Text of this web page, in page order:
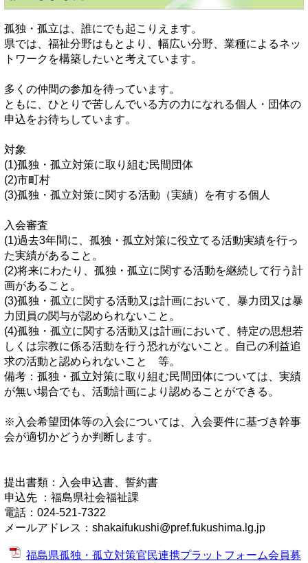
孤独・孤立は、誰にでも起こりえます。
県では、福祉分野はもとより、幅広い分野、業種によるネッ
トワークを構築したいと考えています。
多くの仲間の参加を待っています。
ともに、ひとりで苦しんでいる方の力になれる個人・団体の
申込をお待ちしています。
対象
(1)孤独・孤立対策に取り組む民間団体
(2)市町村
(3)孤独・孤立対策に関する活動（実績）を有する個人
入会審査
(1)過去3年間に、孤独・孤立対策に役立てる活動実績を行っ
た実績があること。
(2)将来にわたり、孤独・孤立に関する活動を継続して行う計
画があること。
(3)孤独・孤立に関する活動又は計画において、暴力団又は暴
力団員の関与が認められないこと。
(4)孤独・孤立に関する活動又は計画において、特定の思想若
しくは宗教に係る活動を行う恐れがないこと。自己の利益追
求の活動と認められないこと 等。
備考：孤独・孤立対策に取り組む民間団体については、実績
が無い場合でも、活動計画により認めることができる。
※入会希望団体等の入会については、入会要件に基づき幹事
会が適切かどうか判断します。
提出書類：入会申込書、誓約書
申込先 ：福島県社会福祉課
電話：024-521-7322
メールアドレス：shakaifukushi@pref.fukushima.lg.jp
福島県孤独・孤立対策官民連携プラットフォーム会員募